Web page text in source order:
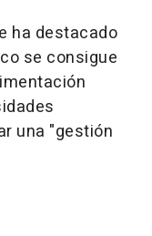
ha destacado
se consigue
una "gestión